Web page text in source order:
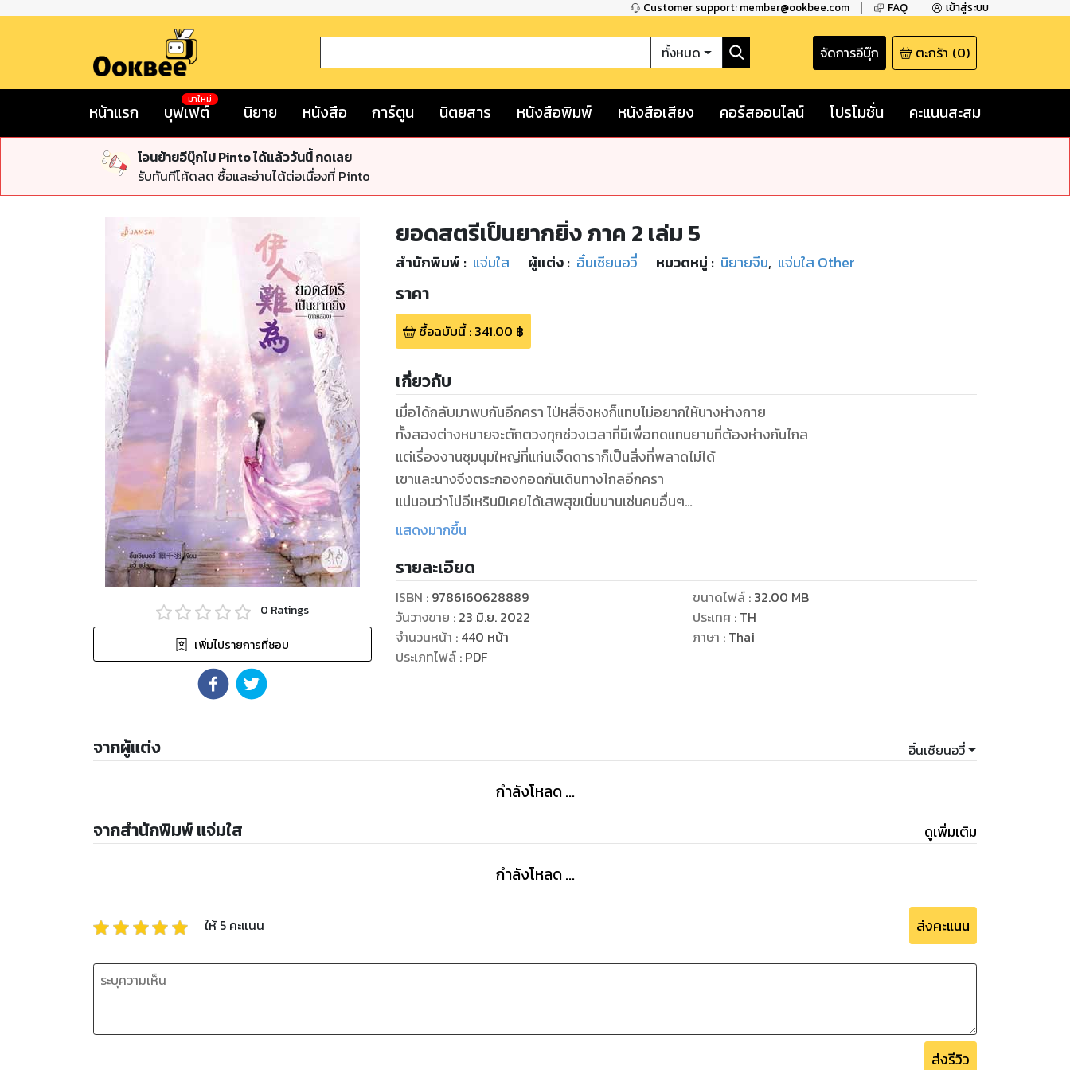
Customer support: member@ookbee.com FAQ เข้าสู่ระบบ
ทั้งหมด จัดการอีบุ๊ก ตะกร้า (0)
หน้าแรก บุฟเฟต์
มาใหม่
นิยาย หนังสือ การ์ตูน นิตยสาร หนังสือพิมพ์ หนังสือเสียง คอร์สออนไลน์ โปรโมชั่น คะแนนสะสม
โอนย้ายอีบุ๊กไป Pinto ได้แล้ววันนี้ กดเลย
รับทันทีโค้ดลด ซื้อและอ่านได้ต่อเนื่องที่ Pinto
0 Ratings
เพิ่มไปรายการที่ชอบ
ยอดสตรีเป็นยากยิ่ง ภาค 2 เล่ม 5
สำนักพิมพ์ : แจ่มใส ผู้แต่ง : อิ๋นเชียนอวี่ หมวดหมู่ : นิยายจีน, แจ่มใส Other
ราคา
ซื้อฉบับนี้: 341.00 ฿
เกี่ยวกับ
เมื่อได้กลับมาพบกันอีกครา ไป่หลี่จิงหงก็แทบไม่อยากให้นางห่างกาย
ทั้งสองต่างหมายจะตักตวงทุกช่วงเวลาที่มีเพื่อทดแทนยามที่ต้องห่างกันไกล
แต่เรื่องงานชุมนุมใหญ่ที่แท่นเจ็ดดาราก็เป็นสิ่งที่พลาดไม่ได้
เขาและนางจึงตระกองกอดกันเดินทางไกลอีกครา
แน่นอนว่าโม่อีเหรินมิเคยได้เสพสุขเนิ่นนานเช่นคนอื่นๆ
เพียงนางย่างกรายถึงแท่นเจ็ดดารา ผู้ที่หมายจะปลิดชีพนางก็ปรากฏกายออกจากเงามืด
ตัวร้ายเปิดเผยโฉมหน้ากันตรงๆ เสียทีสินะ
ทว่าคนที่จะสังหารนางนั้นดาหน้าเข้ามาเถิด
รีบเข้ามาเลยยิ่งดี หากมีปัญญาทำได้ก็อย่าได้ชักช้าเลย!
แสดงมากขึ้น
รายละเอียด
ISBN : 9786160628889
วันวางขาย : 23 มิ.ย. 2022
จำนวนหน้า : 440 หน้า
ประเภทไฟล์: PDF
ขนาดไฟล์: 32.00 MB
ประเทศ : TH
ภาษา : Thai
จากผู้แต่ง อิ๋นเชียนอวี่
กำลังโหลด ...
จากสำนักพิมพ์ แจ่มใส ดูเพิ่มเติม
กำลังโหลด ...
ให้ 5 คะแนน ส่งคะแนน
ส่งรีวิว